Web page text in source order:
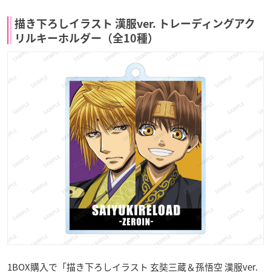
描き下ろしイラスト 漢服ver. トレーディングアク
リルキーホルダー（全10種）
1BOX購入で「描き下ろしイラスト 玄奘三蔵＆孫悟空 漢服ver.